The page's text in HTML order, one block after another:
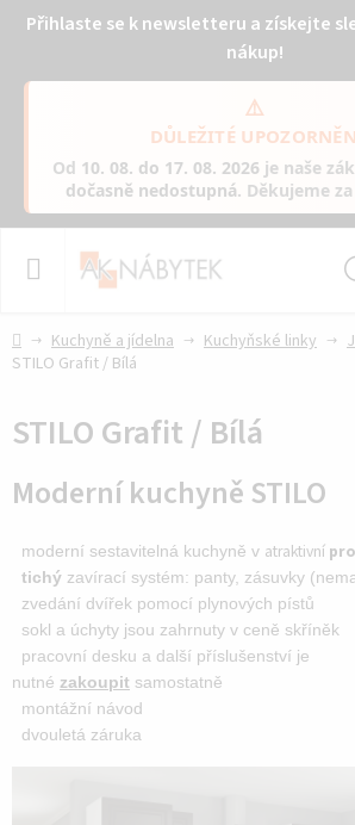
Přihlaste se k newsletteru a získejte
nákup!
⚠️
DŮLEŽITÉ
Od 10. 08. do 17. 08. 2026 je naše
dočasně nedostupná. Děkujeme
DomůKuchyně a jídelna Kuchyňské linky
STILO Grafit / Bílá
STILO Grafit / Bílá
Moderní kuchyně STILO
moderní sestavitelná kuchyně v atraktivní
tichý zavírací systém: panty, zásuvky
zvedání dvířek pomocí plynových pístů
sokl a úchyty jsou zahrnuty v ceně skříněk
pracovní desku a další příslušenství je
nutné zakoupit samostatně
montážní návod
dvouletá záruka